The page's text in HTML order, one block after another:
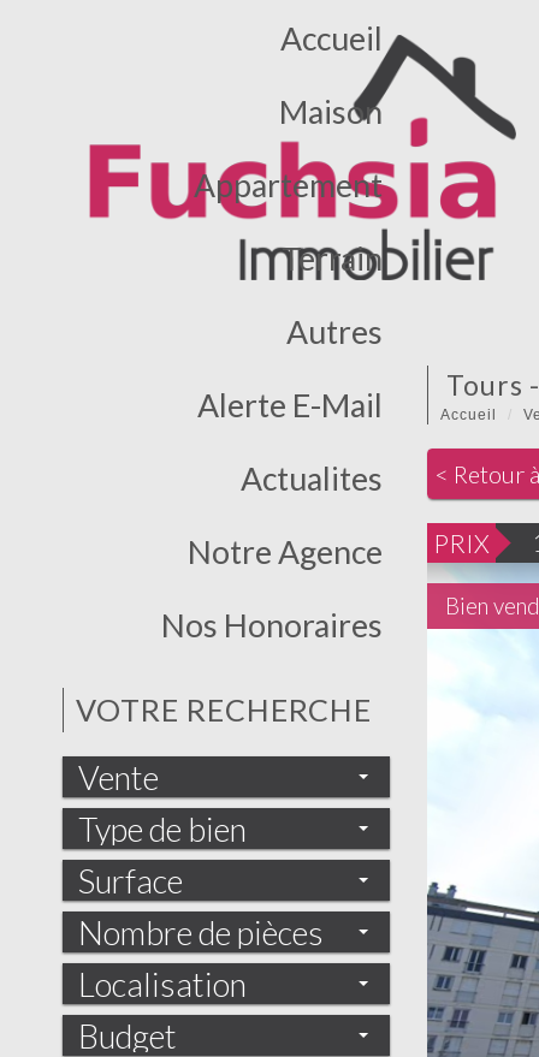
Accueil
Maison
Appartement
Terrain
Autres
Alerte E-Mail
Actualites
Notre Agence
Nos Honoraires
VOTRE RECHERCHE
Vente
Type de bien
Surface
Nombre de pièces
Localisation
Budget
tours
Accueil
< Retour
PRIX
Bien